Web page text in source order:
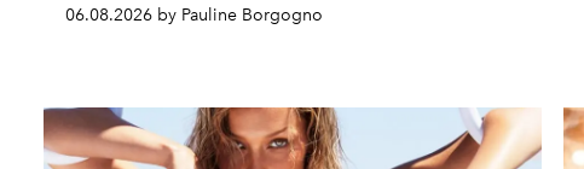
06.08.2026 by Pauline Borgogno